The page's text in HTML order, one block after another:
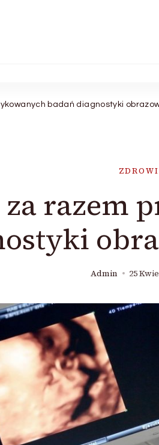
badań diagnostyki
za razem
Admin 25